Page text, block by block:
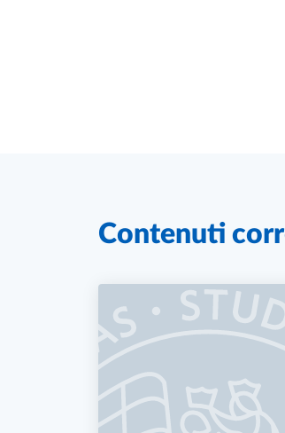
Contenuti